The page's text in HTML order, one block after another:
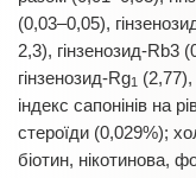
(0,03–0,05),
2,3), гінзенозид-Rb3
гінзенозид-Rg1
(2,77),
індекс сапонінів на
стероїди (0,029%);
біотин, нікотинова,